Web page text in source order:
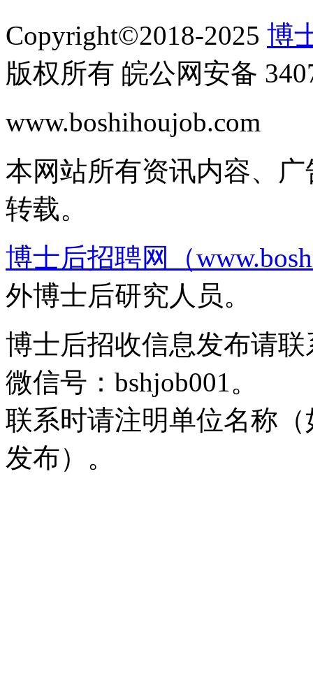
Copyright©2018-2025 博
版权所有 皖公网安备
www.boshihoujob.com
本网站所有资讯内容、
转载。
博士后招聘网（
外博士后研究人员。
博士后招收信息发布请联
微信号：bshjob001。
联系时请注明单位名称
发布）。